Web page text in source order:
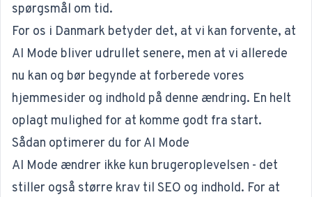
spørgsmål om tid.
For os i Danmark betyder det, at vi kan forvente, at
AI Mode bliver udrullet senere, men at vi allerede
nu kan og bør begynde at forberede vores
hjemmesider og indhold på denne ændring. En helt
oplagt mulighed for at komme godt fra start.
Sådan optimerer du for AI Mode
AI Mode ændrer ikke kun brugeroplevelsen - det
stiller også større krav til SEO og indhold. For at